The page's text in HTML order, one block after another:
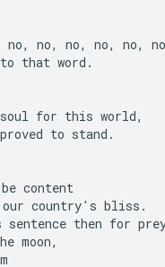
no, no, no, no, no,
that word.
soul for this world,
to stand.
content
country's bliss.
then for
moon,